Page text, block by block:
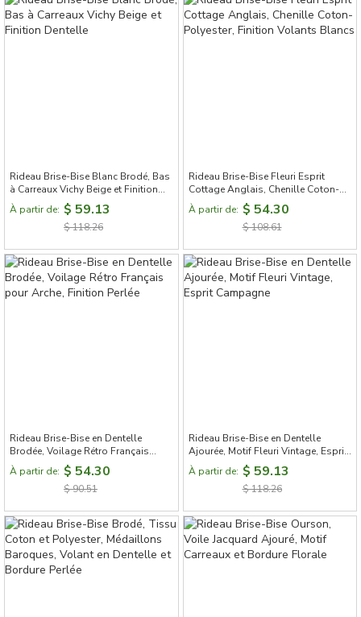
Rideau Brise-Bise Blanc Brodé, Bas
à Carreaux Vichy Beige et Finition
Dentelle
À partir de: $ 59.13
$ 118.26
Rideau Brise-Bise Fleuri Esprit
Cottage Anglais, Chenille Coton-
Polyester, Finition Volants Blancs
À partir de: $ 54.30
$ 108.61
Rideau Brise-Bise en Dentelle
Brodée, Voilage Rétro Français
pour Arche, Finition Perlée
À partir de: $ 54.30
$ 90.51
Rideau Brise-Bise en Dentelle
Ajourée, Motif Fleuri Vintage, Esprit
Campagne
À partir de: $ 59.13
$ 118.26